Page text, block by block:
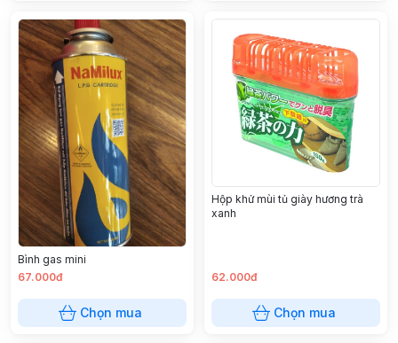
Bình gas mini
67.000đ
Chọn mua
Hộp khử mùi tủ giày hương trà
xanh
62.000đ
Chọn mua